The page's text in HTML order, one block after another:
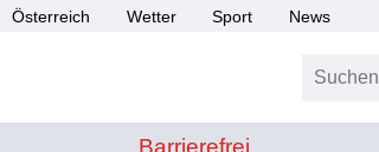
Österreich Wetter Sport News
Barrierefrei
Barrierefrei